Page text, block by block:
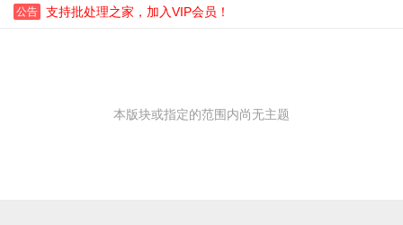
公告 支持批处理之家，加入VIP会员！
本版块或指定的范围内尚无主题